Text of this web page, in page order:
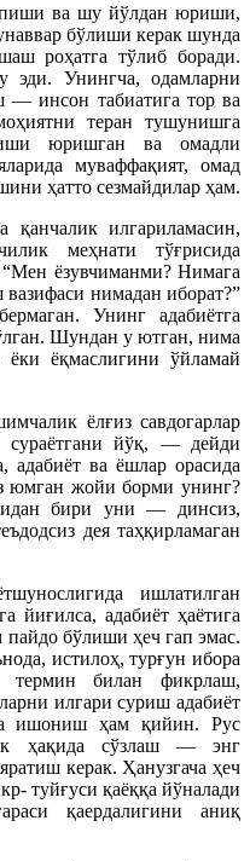
ва шу йўлдан юриши,
бўлиши керак шунда
роҳатга тўлиб боради.
эди. Унингча, одамларни
— инсон табиатига тор ва
теран тушунишга
юришган ва омадли
муваффақият, омад
ҳатто сезмайдилар ҳам.
илгариламасин,
меҳнати тўғрисида
ёзувчиманми? Нимага
нимадан иборат?”
Унинг адабиётга
Шундан у ютган, нима
ёқмаслигини ўйламай
ёлғиз савдогарлар
сураётгани йўқ, — дейди
ва ёшлар орасида
юмган жойи борми унинг?
бири уни — динсиз,
дея таҳқирламаган
ишлатилган
йиғилса, адабиёт ҳаётига
бўлиши ҳеч гап эмас.
истилоҳ, турғун ибора
билан фикрлаш,
илгари суриш адабиёт
ишониш ҳам қийин. Рус
ҳақида сўзлаш — энг
керак. Ҳанузгача ҳеч
туйғуси қаёққа йўналади
қаердалигини аниқ